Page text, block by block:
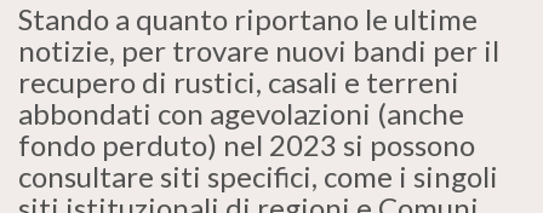
Stando a quanto riportano le ultime
notizie, per trovare nuovi bandi per il
recupero di rustici, casali e terreni
abbondati con agevolazioni (anche
fondo perduto) nel 2023 si possono
consultare siti specifici, come i singoli